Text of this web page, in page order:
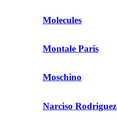
Molecules
Montale Paris
Moschino
Narciso Rodriguez